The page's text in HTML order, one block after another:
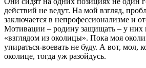
действий не ведут. На мой взгляд,
заключается в непрофессионализме и
Мотивации – родину защищать – у них
«взглядом из околицы». Пока моя
упираться-воевать не буду. А вот, мол,
околице, тогда уж разойдусь.